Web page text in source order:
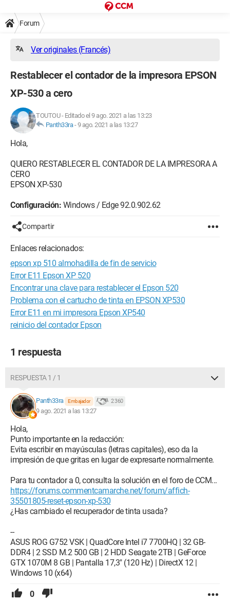
Forum
Ver originales (Francés)
Restablecer el contador de la impresora EPSON
XP-530 a cero
TOUTOU- Editado el 9 ago. 2021 a las 13:23
Panth33ra-9 ago. 2021 a las 13:27
Hola,
QUIERO RESTABLECER EL CONTADOR DE LA IMPRESORA A
CERO
EPSON XP-530
Configuración: Windows / Edge 92.0.902.62
Compartir
Enlaces relacionados:
epson xp 510 almohadilla de fin de servicio
Error E11 Epson XP 520
Encontrar una clave para restablecer el Epson 520
Problema con el cartucho de tinta en EPSON XP530
Error E11 en mi impresora Epson XP540
reinicio del contador Epson
1 respuesta
RESPUESTA 1 / 1
Panth33ra Embajador 2 360
9 ago. 2021 a las 13:27
Hola,
Punto importante en la redacción:
Evita escribir en mayúsculas (letras capitales), eso da la
impresión de que gritas en lugar de expresarte normalmente.
Para tu contador a 0, consulta la solución en el foro de CCM...
https://forums.commentcamarche.net/forum/affich-
35501805-reset-epson-xp-530
¿Has cambiado el recuperador de tinta usada?
--
ASUS ROG G752 VSK | QuadCore Intel i7 7700HQ | 32 GB-
DDR4 | 2 SSD M.2 500 GB | 2 HDD Seagate 2TB | GeForce
GTX 1070M 8 GB | Pantalla 17,3" (120 Hz) | DirectX 12 |
Windows 10 (x64)
0